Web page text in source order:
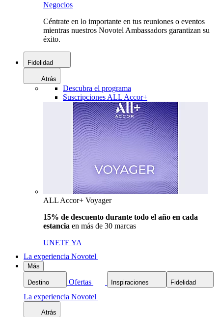
Negocios
Céntrate en lo importante en tus reuniones o eventos
mientras nuestros Novotel Ambassadors garantizan su
éxito.
Fidelidad
Atrás
Descubra el programa
Suscripciones ALL Accor+
ALL Accor+ Voyager
15% de descuento durante todo el año en cada
estancia en más de 30 marcas
UNETE YA
La experiencia Novotel
Más
Destino Ofertas Inspiraciones Fidelidad
La experiencia Novotel
Atrás